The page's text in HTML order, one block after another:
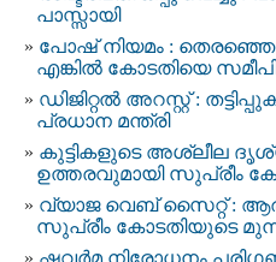
പാസ്സായി
പോഷ് നിയമം :
എങ്കിൽ കോടതിയെ
ഡിജിറ്റല്‍ അറസ്റ്റ് :
പ്രധാന മന്ത്രി
കുട്ടികളുടെ അശ്ലീല
ഉത്തരവുമായി സുപ്രീം
വ്യാജ വെബ് സൈറ്റ് :
സുപ്രീം കോടതിയുടെ
ഷവർമ നിരോധനം